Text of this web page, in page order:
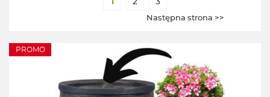
1 2 3
Następna strona >>
PROMO